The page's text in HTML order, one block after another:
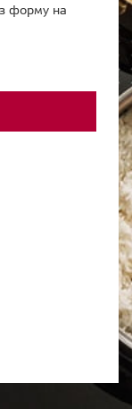
форму на